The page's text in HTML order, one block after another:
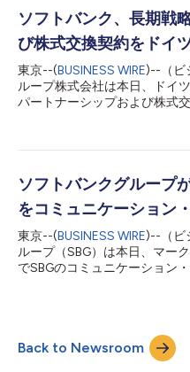
ソフトバンク、長期戦
び株式交換契約をドイ
東京--(BUSINESS WIRE)--（ビ
ループ株式会社は本日、ドイ
パートナーシップおよび株式
4000万人の顧客とつながり
ARPUの上昇、解約の減少、
換契約に基づき、DTは2020
クから得ていたコール・オプ
ソフトバンクから約4500万株
取得し、代わりにソフトバン
株のDT株式を新規発行します
ール・オプションを行使して
ソフトバンクグループ
をコミュニケーション
東京--(BUSINESS WIRE)--（ビ
ループ（SBG）は本日、マー
でSBGのコミュニケーション
氏は、ソフトバンクのニュー
の代表取締役会長兼社長執行
行役員COOでSoftBank
Back to Newsroom